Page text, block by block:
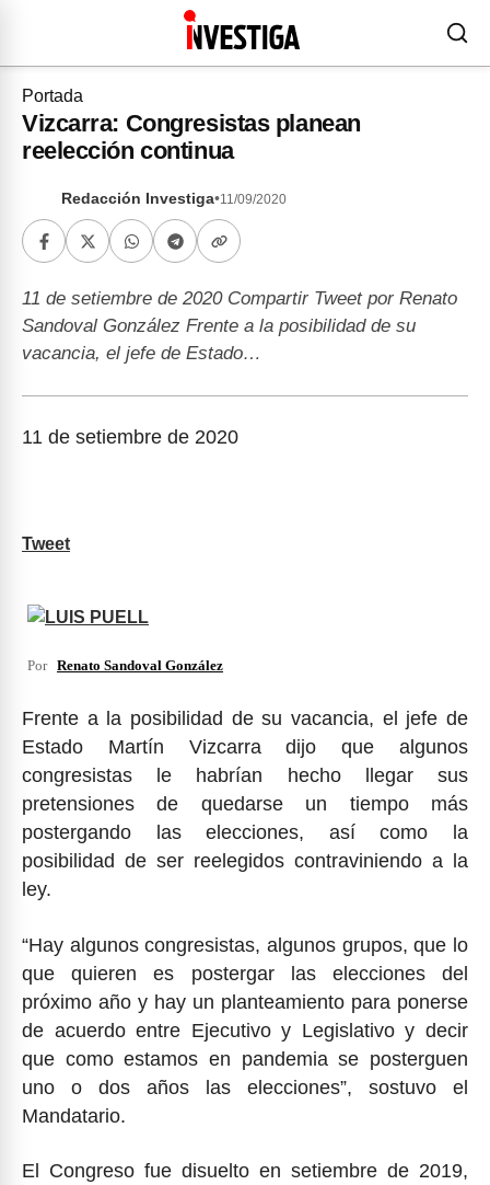
Portada
Vizcarra: Congresistas planean
reelección continua
Redacción Investiga•11/09/2020
11 de setiembre de 2020 Compartir Tweet por Renato
Sandoval González Frente a la posibilidad de su
vacancia, el jefe de Estado…
11 de setiembre de 2020
Tweet
Por Renato Sandoval González
Frente a la posibilidad de su vacancia, el jefe de
Estado Martín Vizcarra dijo que algunos
congresistas le habrían hecho llegar sus
pretensiones de quedarse un tiempo más
postergando las elecciones, así como la
posibilidad de ser reelegidos contraviniendo a la
ley.
“Hay algunos congresistas, algunos grupos, que lo
que quieren es postergar las elecciones del
próximo año y hay un planteamiento para ponerse
de acuerdo entre Ejecutivo y Legislativo y decir
que como estamos en pandemia se posterguen
uno o dos años las elecciones”, sostuvo el
Mandatario.
El Congreso fue disuelto en setiembre de 2019,